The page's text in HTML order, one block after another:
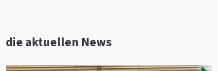
die aktuellen News